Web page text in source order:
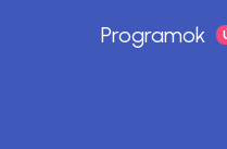
Programok